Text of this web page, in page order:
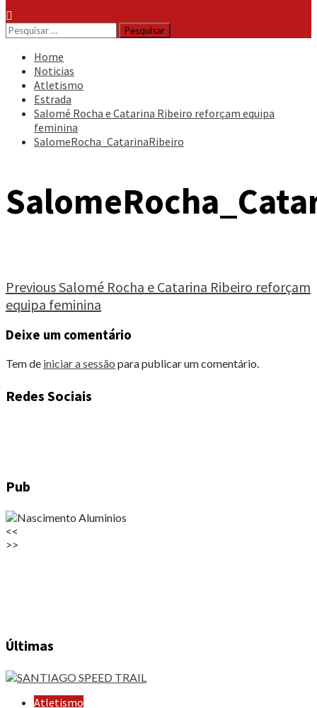
Pesquisar
por:
Home
Noticias
Atletismo
Estrada
Salomé Rocha e Catarina Ribeiro reforçam equipa
feminina
SalomeRocha_CatarinaRibeiro
Continue
Reading
PreviousSalomé Rocha e Catarina Ribeiro reforçam
equipa feminina
Deixe um comentário
Tem de iniciar a sessão para publicar um comentário.
Redes Sociais
Pub
<<
>>
Últimas
Atletismo